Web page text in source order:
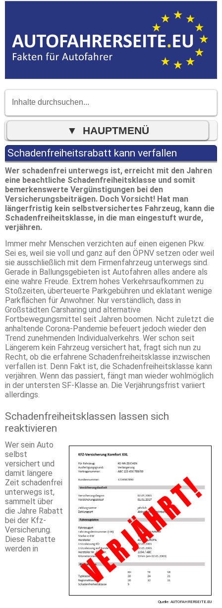
Schadenfreiheitsrabatt kann verfallen
Wer schadenfrei unterwegs ist, erreicht mit den Jahren
eine beachtliche Schadenfreiheitsklasse und somit
bemerkenswerte Vergünstigungen bei den
Versicherungsbeiträgen. Doch Vorsicht! Hat man
längerfristig kein selbstversichertes Fahrzeug, kann die
Schadenfreiheitsklasse, in die man eingestuft wurde,
verjähren.
Immer mehr Menschen verzichten auf einen eigenen Pkw.
Sei es, weil sie voll und ganz auf den ÖPNV setzen oder weil
sie ausschließlich mit dem Firmenfahrzeug unterwegs sind.
Gerade in Ballungsgebieten ist Autofahren alles andere als
eine wahre Freude. Extrem hohes Verkehrsaufkommen zu
Stoßzeiten, überteuerte Parkgebühren und eklatant wenige
Parkflächen für Anwohner. Nur verständlich, dass in
Großstädten Carsharing und alternative
Fortbewegungsmittel seit Jahren boomen. Nicht zuletzt die
anhaltende Corona-Pandemie befeuert jedoch wieder den
Trend zunehmenden Individualverkehrs. Wer schon seit
Längerem kein Fahrzeug versichert hat, fragt sich nun zu
Recht, ob die erfahrene Schadenfreiheitsklasse inzwischen
verfallen ist. Denn Fakt ist, die Schadenfreiheitsklasse kann
verjähren. Wenn das passiert, fängt man wieder wohlmöglich
in der untersten SF-Klasse an. Die Verjährungsfrist variiert
allerdings.
Schadenfreiheitsklassen lassen sich
reaktivieren
Quelle: AUTOFAHRERSEITE.EU
Wer sein Auto
selbst
versichert und
damit längere
Zeit schadenfrei
unterwegs ist,
sammelt über
die Jahre Rabatt
bei der Kfz-
Versicherung.
Diese Rabatte
werden in